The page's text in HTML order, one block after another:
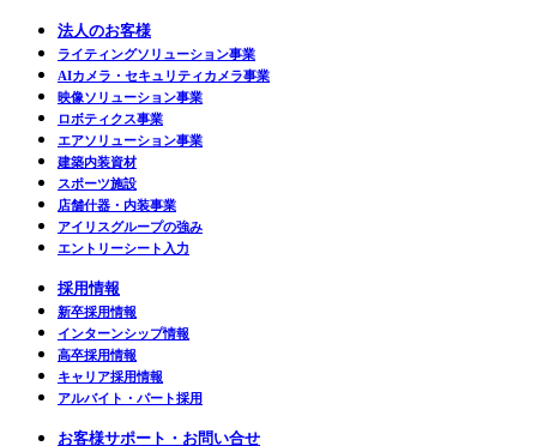
法人のお客様
ライティングソリューション事業
AIカメラ・セキュリティカメラ事業
映像ソリューション事業
ロボティクス事業
エアソリューション事業
建築内装資材
スポーツ施設
店舗什器・内装事業
アイリスグループの強み
エントリーシート入力
採用情報
新卒採用情報
インターンシップ情報
高卒採用情報
キャリア採用情報
アルバイト・パート採用
お客様サポート・お問い合せ